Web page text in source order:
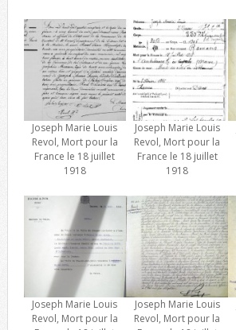
Joseph Marie Louis
Revol, Mort pour la
France le 18 juillet
1918
Joseph Marie Louis
Revol, Mort pour la
France le 18 juillet
1918
Joseph Marie Louis
Revol, Mort pour la
Joseph Marie Louis
Revol, Mort pour la